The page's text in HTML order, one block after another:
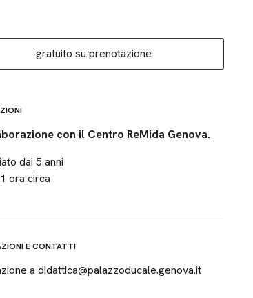
gratuito su prenotazione
con il Centro ReMida Genova.
dai 5 anni
ora circa
E CONTATTI
a didattica@palazzoducale.genova.it